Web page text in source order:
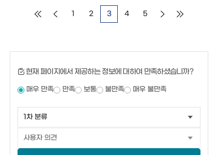
1 2 3 4 5
현재 페이지에서 제공하는 정보에 대하여 만족하셨습니까?
매우 만족 만족 보통 불만족 매우 불만족